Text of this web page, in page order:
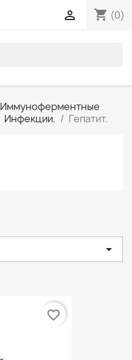
shopping_cart (0)

Иммуноферментные
Инфекции. Гепатит.

favorite_border